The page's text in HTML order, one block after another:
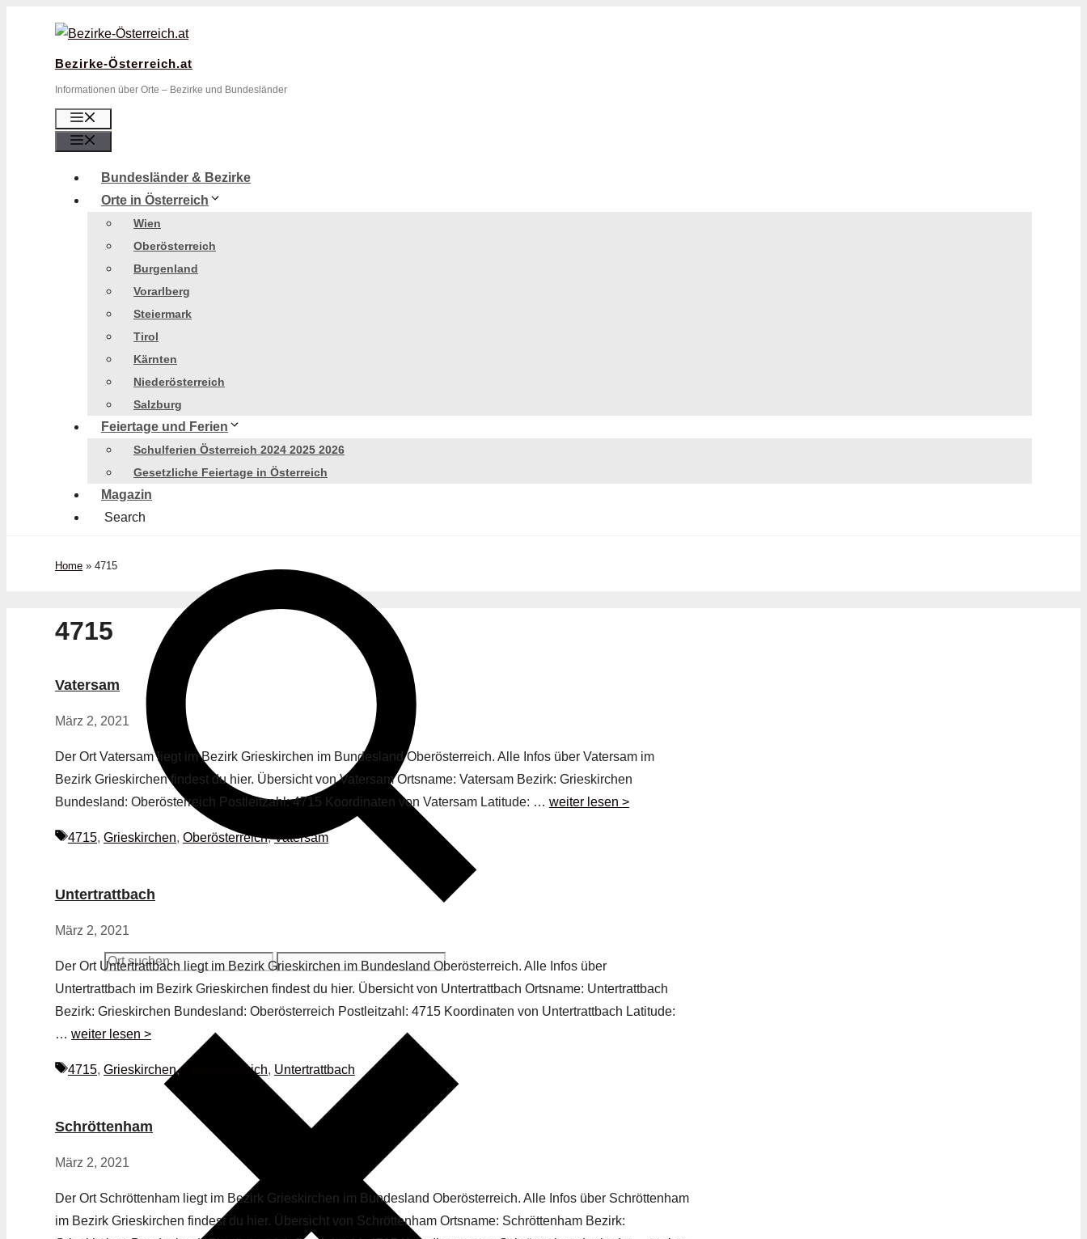
Bezirke-Österreich.at
Informationen über Orte – Bezirke und Bundesländer
Bundesländer & Bezirke
Orte in Österreich
Wien
Oberösterreich
Burgenland
Vorarlberg
Steiermark
Tirol
Kärnten
Niederösterreich
Salzburg
Feiertage und Ferien
Schulferien Österreich 2024 2025 2026
Gesetzliche Feiertage in Österreich
Magazin
Search
Home » 4715
4715
Vatersam
März 2, 2021
Der Ort Vatersam liegt im Bezirk Grieskirchen im Bundesland Oberösterreich. Alle Infos über Vatersam im
Bezirk Grieskirchen findest du hier. Übersicht von Vatersam Ortsname: Vatersam Bezirk: Grieskirchen
Bundesland: Oberösterreich Postleitzahl: 4715 Koordinaten von Vatersam Latitude: … weiter lesen >
Schlagwörter
4715, Grieskirchen, Oberösterreich,Vatersam
Untertrattbach
März 2, 2021
Der Ort Untertrattbach liegt im Bezirk Grieskirchen im Bundesland Oberösterreich. Alle Infos über
Untertrattbach im Bezirk Grieskirchen findest du hier. Übersicht von Untertrattbach Ortsname: Untertrattbach
Bezirk: Grieskirchen Bundesland: Oberösterreich Postleitzahl: 4715 Koordinaten von Untertrattbach Latitude:
… weiter lesen >
Schlagwörter
4715, Grieskirchen,Oberösterreich, Untertrattbach
Schröttenham
März 2, 2021
Der Ort Schröttenham liegt im Bezirk Grieskirchen im Bundesland Oberösterreich. Alle Infos über Schröttenham
im Bezirk Grieskirchen findest du hier. Übersicht von Schröttenham Ortsname: Schröttenham Bezirk: